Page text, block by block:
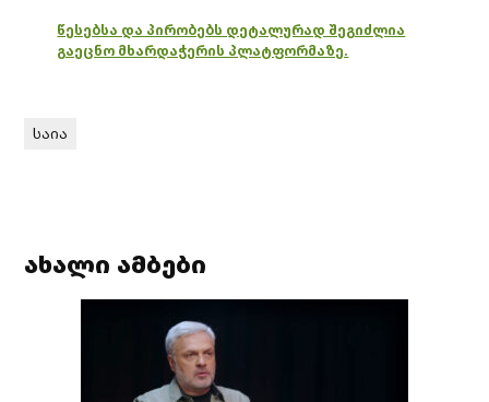
წესებსა და პირობებს დეტალურად შეგიძლია
გაეცნო მხარდაჭერის პლატფორმაზე.
საია
ახალი ამბები